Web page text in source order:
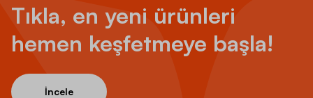
Tıkla, en yeni ürünleri
hemen keşfetmeye başla!
İncele